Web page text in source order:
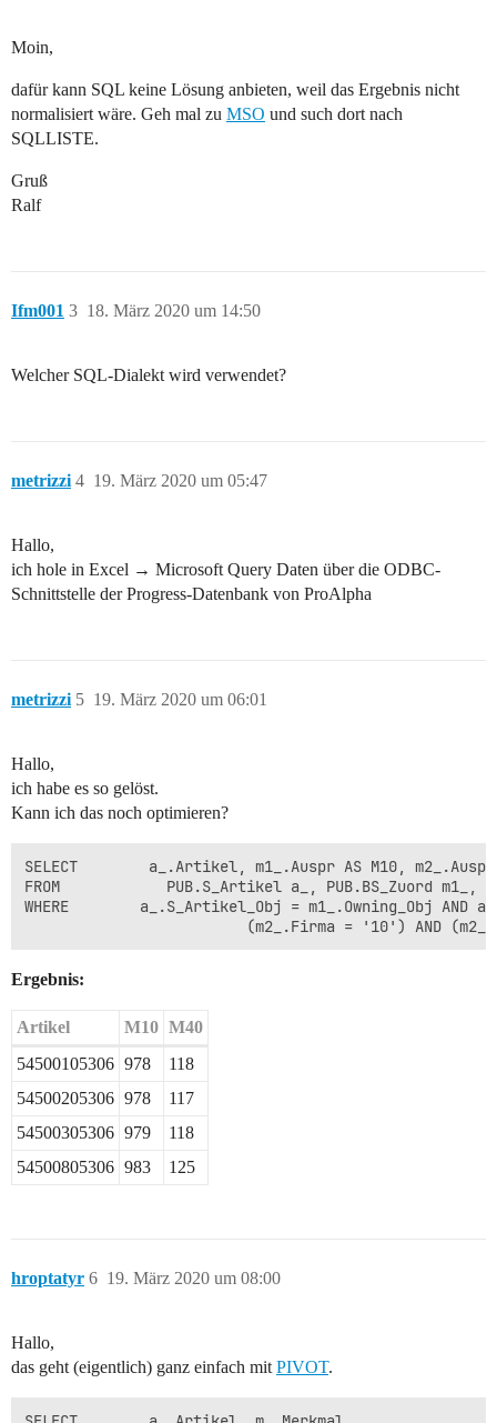
Moin,
dafür kann SQL keine Lösung anbieten, weil das Ergebnis nicht
normalisiert wäre. Geh mal zu MSO und such dort nach
SQLLISTE.
Gruß
Ralf
Ifm001 18. März 2020 um 14:50
3
Welcher SQL-Dialekt wird verwendet?
metrizzi 19. März 2020 um 05:47
4
Hallo,
ich hole in Excel → Microsoft Query Daten über die ODBC-
Schnittstelle der Progress-Datenbank von ProAlpha
metrizzi 19. März 2020 um 06:01
5
Hallo,
ich habe es so gelöst.
Kann ich das noch optimieren?
SELECT        a_.Artikel, m1_.Auspr AS M10, m2_.Auspr
FROM            PUB.S_Artikel a_, PUB.BS_Zuord m1_,
WHERE        a_.S_Artikel_Obj = m1_.Owning_Obj
Ergebnis:
Artikel M10 M40
54500105306 978
118
54500205306 978
117
54500305306 979
118
54500805306 983 125
hroptatyr 19. März 2020 um 08:00
6
Hallo,
das geht (eigentlich) ganz einfach mit PIVOT.